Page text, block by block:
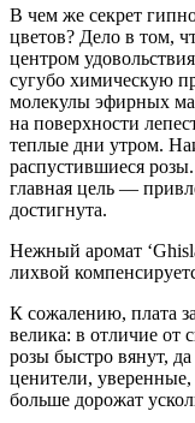
В чем же секрет
цветов? Дело в том,
центром
сугубо химическую
молекулы эфирных
на поверхности
теплые дни утром.
распустившиеся
главная цель —
достигнута.
Нежный аромат
лихвой
К сожалению, плата
велика: в отличие от
розы быстро вянут,
ценители,
больше дорожат